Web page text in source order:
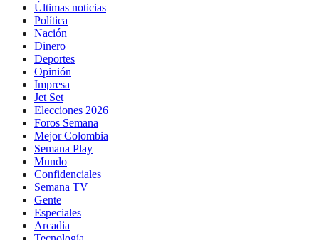
Últimas noticias
Política
Nación
Dinero
Deportes
Opinión
Impresa
Jet Set
Elecciones 2026
Foros Semana
Mejor Colombia
Semana Play
Mundo
Confidenciales
Semana TV
Gente
Especiales
Arcadia